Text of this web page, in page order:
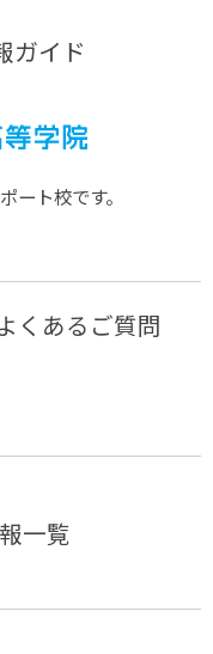
ガイド
ート校です。
くあるご質問
一覧